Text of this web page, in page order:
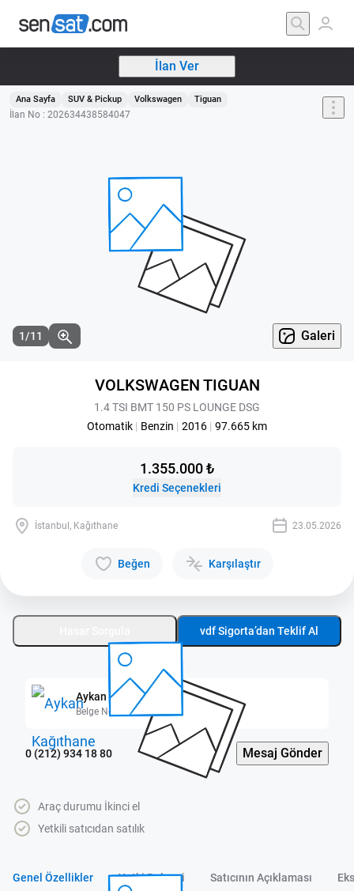
İlan Ver
Ana Sayfa SUV & Pickup Volkswagen Tiguan
İlan No : 202634438584047
1/11 Galeri
VOLKSWAGEN TIGUAN
1.4 TSI BMT 150 PS LOUNGE DSG
Otomatik | Benzin | 2016 | 97.665 km
1.355.000 ₺
Kredi Seçenekleri
İstanbul, Kağıthane 23.05.2026
Beğen Karşılaştır
vdf Sigorta’dan Teklif Al
Aykan Kağıthane
Belge No: 3414835
0 (212) 934 18 80 Mesaj Gönder
Araç durumu İkinci el
Yetkili satıcıdan satılık
Genel Özellikler Yetki Belgesi Satıcının Açıklaması